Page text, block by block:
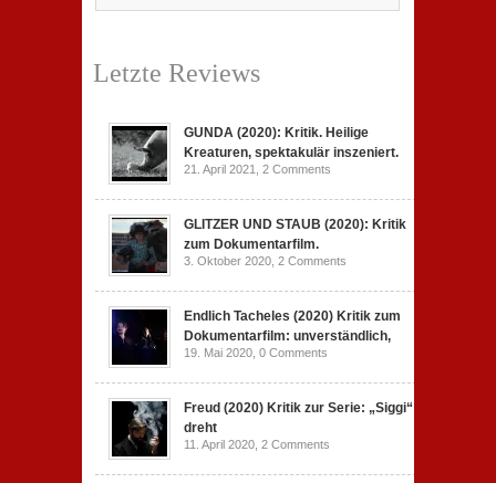
Letzte Reviews
GUNDA (2020): Kritik. Heilige
Kreaturen, spektakulär inszeniert.
21. April 2021, 2 Comments
GLITZER UND STAUB (2020): Kritik
zum Dokumentarfilm.
3. Oktober 2020, 2 Comments
Endlich Tacheles (2020) Kritik zum
Dokumentarfilm: unverständlich,
19. Mai 2020, 0 Comments
Freud (2020) Kritik zur Serie: „Siggi“
dreht
11. April 2020, 2 Comments